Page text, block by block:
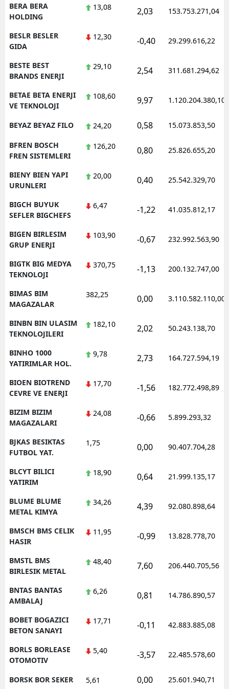
BERA BERA
HOLDING
13,08 2,03 153.753.271,04
BESLR BESLER
GIDA
12,30 -0,40 29.299.616,22
BESTE BEST
BRANDS ENERJI
29,10 2,54 311.681.294,62
BETAE BETA ENERJI
VE TEKNOLOJI
108,60 9,97 1.120.204.380,10
BEYAZ BEYAZ FILO 24,20 0,58 15.073.853,50
BFREN BOSCH
FREN SISTEMLERI
126,20 0,80 25.826.655,20
BIENY BIEN YAPI
URUNLERI
20,00 0,40 25.542.329,70
BIGCH BUYUK
SEFLER BIGCHEFS
6,47 -1,22 41.035.812,17
BIGEN BIRLESIM
GRUP ENERJI
103,90 -0,67 232.992.563,90
BIGTK BIG MEDYA
TEKNOLOJI
370,75 -1,13 200.132.747,00
BIMAS BIM
MAGAZALAR
382,25 0,00 3.110.582.110,00
BINBN BIN ULASIM
TEKNOLOJILERI
182,10 2,02 50.243.138,70
BINHO 1000
YATIRIMLAR HOL.
9,78 2,73 164.727.594,19
BIOEN BIOTREND
CEVRE VE ENERJI
17,70 -1,56 182.772.498,89
BIZIM BIZIM
MAGAZALARI
24,08 -0,66 5.899.293,32
BJKAS BESIKTAS
FUTBOL YAT.
1,75 0,00 90.407.704,28
BLCYT BILICI
YATIRIM
18,90 0,64 21.999.135,17
BLUME BLUME
METAL KIMYA
34,26 4,39 92.080.898,64
BMSCH BMS CELIK
HASIR
11,95 -0,99 13.828.778,70
BMSTL BMS
BIRLESIK METAL
48,40 7,60 206.440.705,56
BNTAS BANTAS
AMBALAJ
6,26 0,81 14.786.890,57
BOBET BOGAZICI
BETON SANAYI
17,71 -0,11 42.883.885,08
BORLS BORLEASE
OTOMOTIV
5,40 -3,57 22.485.578,60
BORSK BOR SEKER 5,61 0,00 25.601.940,71